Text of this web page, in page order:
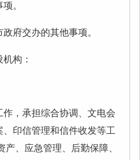
。
交办的其他事项。
构：
，承担综合协调、文电会
印信管理和信件收发等工
、应急管理、后勤保障、